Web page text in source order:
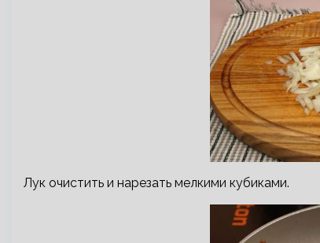
Лук очистить и нарезать мелкими кубиками.